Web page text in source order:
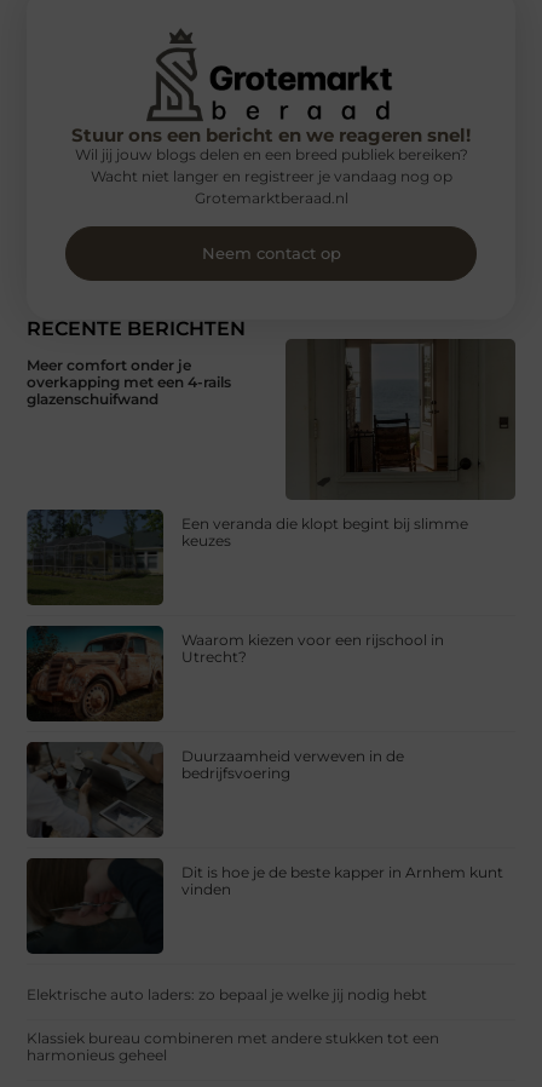
RECENTE BERICHTEN
Meer comfort onder je
overkapping met een 4-rails
glazenschuifwand
Een veranda die klopt begint bij slimme
keuzes
Waarom kiezen voor een rijschool in
Utrecht?
Duurzaamheid verweven in de
bedrijfsvoering
Dit is hoe je de beste kapper in Arnhem kunt
vinden
Elektrische auto laders: zo bepaal je welke jij nodig hebt
Klassiek bureau combineren met andere stukken tot een
harmonieus geheel
Stuur ons een bericht en we reageren snel!
Wil jij jouw blogs delen en een breed publiek bereiken?
Wacht niet langer en registreer je vandaag nog op
Grotemarktberaad.nl
Neem contact op